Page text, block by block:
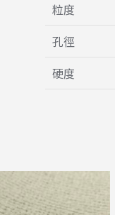
粒度
孔徑
硬度